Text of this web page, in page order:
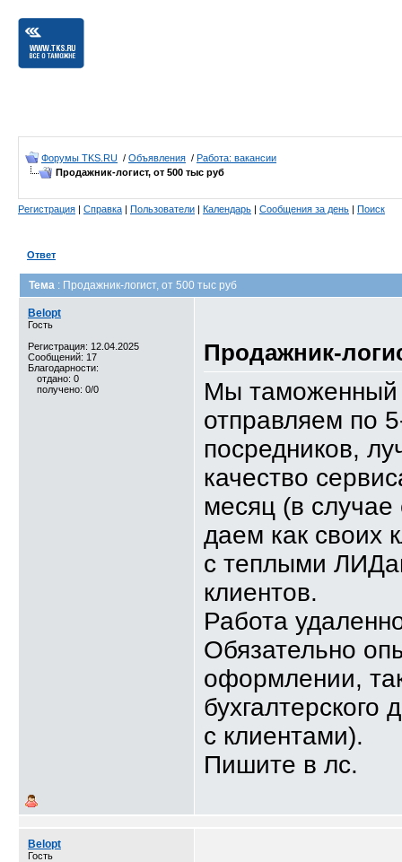
Форумы TKS.RU / Объявления / Работа: вакансии
Продажник-логист, от 500 тыс руб
Регистрация | Справка | Пользователи | Календарь | Сообщения за день | Поиск
Ответ
Тема : Продажник-логист, от 500 тыс руб
Belopt
Гость
Регистрация: 12.04.2025
Сообщений: 17
Благодарности:
отдано: 0
получено: 0/0
Продажник-
Мы таможенный
отправляем по
посредников,
качество
месяц (в
даем как своих
с теплыми
клиентов.
Работа
Обязательно
оформлении,
с клиентами).
Пишите в лс.
Belopt
Гость